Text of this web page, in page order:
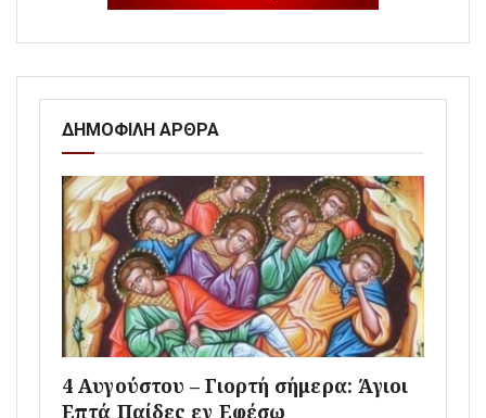
ΔΗΜΟΦΙΛΗ ΑΡΘΡΑ
4 Αυγούστου – Γιορτή σήμερα: Άγιοι
Επτά Παίδες εν Εφέσω